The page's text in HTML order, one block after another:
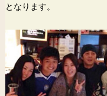
となります。